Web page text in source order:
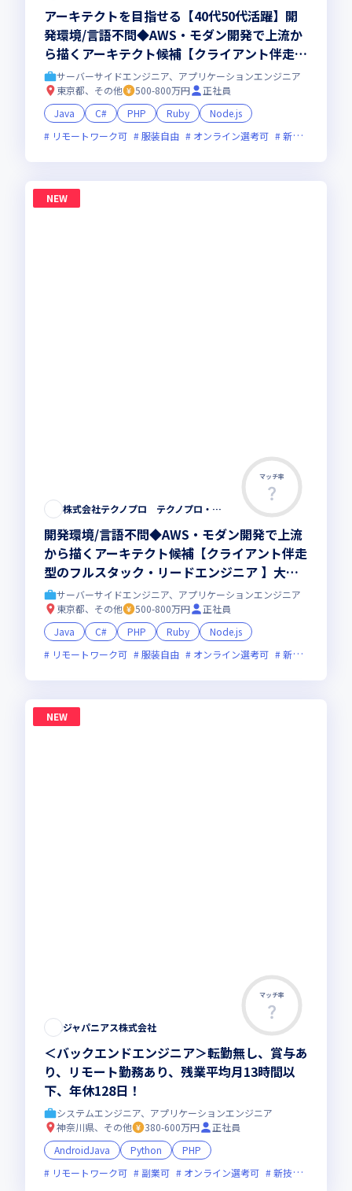
アーキテクトを目指せる【40代50代活躍】開
発環境/言語不問◆AWS・モダン開発で上流か
ら描くアーキテクト候補【クライアント伴走型
のフルスタック・リードエンジニア 】大手直
取引・最先端プロジェクト多数／残業少・福利
厚生◎
サーバーサイドエンジニア、アプリケーションエンジニア
東京都、その他
500-800万円
正社員
Java
C# PHP Ruby
Node.js
リモートワーク可
服装自由 オンライン選考可 新技術に積極的
NEW
マッチ率
株式会社テクノプロ テクノプロ・エンジニアリング社
開発環境/言語不問◆AWS・モダン開発で上流
から描くアーキテクト候補【クライアント伴走
型のフルスタック・リードエンジニア 】大手
直取引・最先端プロジェクト多数／残業少・福
利厚生◎
サーバーサイドエンジニア、アプリケーションエンジニア
東京都、その他
500-800万円
正社員
Java
C# PHP Ruby
Node.js
リモートワーク可
服装自由 オンライン選考可 新技術に積極的
NEW
マッチ率
ジャパニアス株式会社
＜バックエンドエンジニア＞転勤無し、賞与あ
り、リモート勤務あり、残業平均月13時間以
下、年休128日！
システムエンジニア、アプリケーションエンジニア
神奈川県、その他
380-600万円
正社員
AndroidJava
Python
PHP
リモートワーク可
副業可 オンライン選考可 新技術に積極的